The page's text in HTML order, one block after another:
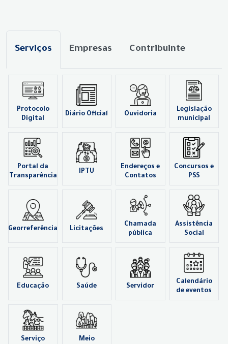
Serviços Empresas Contribuinte
Protocolo
Digital
Diário Oficial Ouvidoria
Legislação
municipal
Portal da
Transparência
IPTU
Endereços e
Contatos
Concursos e
PSS
Georreferência Licitações
Chamada
pública
Assistência
Social
Educação Saúde Servidor
Calendário
de eventos
Serviço
Meio